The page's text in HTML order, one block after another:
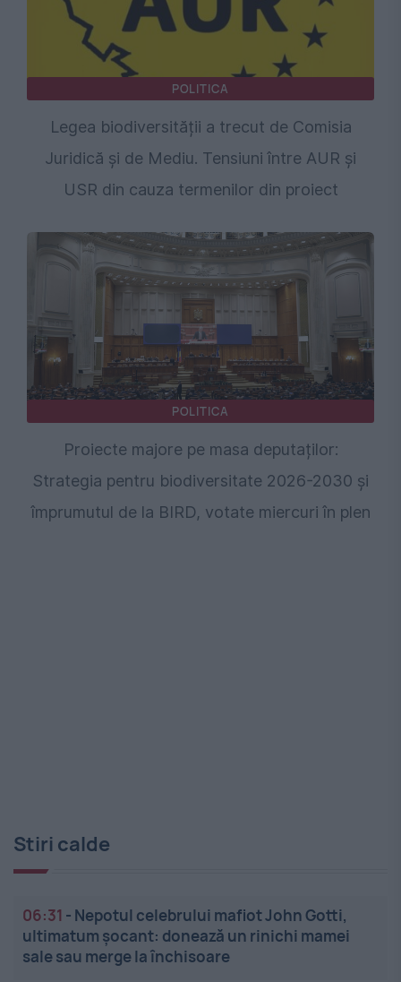
POLITICA
Legea biodiversității a trecut de Comisia
Juridică și de Mediu. Tensiuni între AUR și
USR din cauza termenilor din proiect
POLITICA
Proiecte majore pe masa deputaților:
Strategia pentru biodiversitate 2026-2030 și
împrumutul de la BIRD, votate miercuri în plen
Stiri calde
06:31 - Nepotul celebrului mafiot John Gotti,
ultimatum șocant: donează un rinichi mamei
sale sau merge la închisoare